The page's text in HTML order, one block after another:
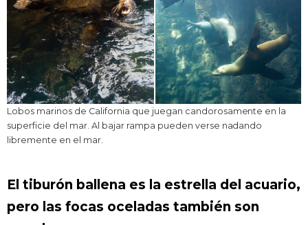
Lobos marinos de California que juegan candorosamente en la
superficie del mar. Al bajar rampa pueden verse nadando
libremente en el mar.
El tiburón ballena es la estrella del acuario,
pero las focas oceladas también son